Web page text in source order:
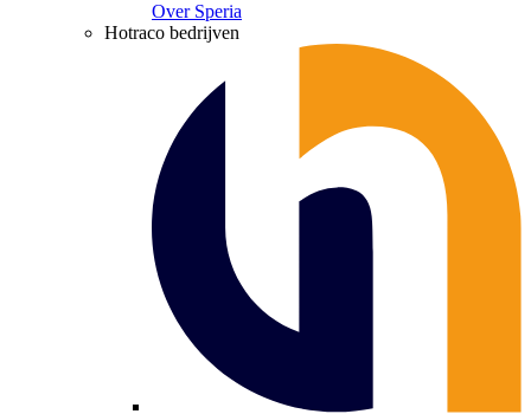
Over Speria
Hotraco bedrijven